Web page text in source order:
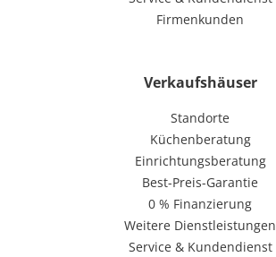
Firmenkunden
Verkaufshäuser
Standorte
Küchenberatung
Einrichtungsberatung
Best-Preis-Garantie
0 % Finanzierung
Weitere Dienstleistungen
Service & Kundendienst